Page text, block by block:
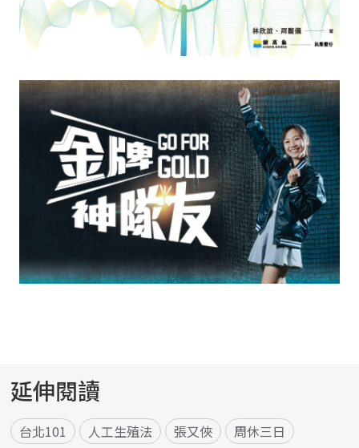
延伸閱讀
台北101 人工生殖法 張又俠
周休三日